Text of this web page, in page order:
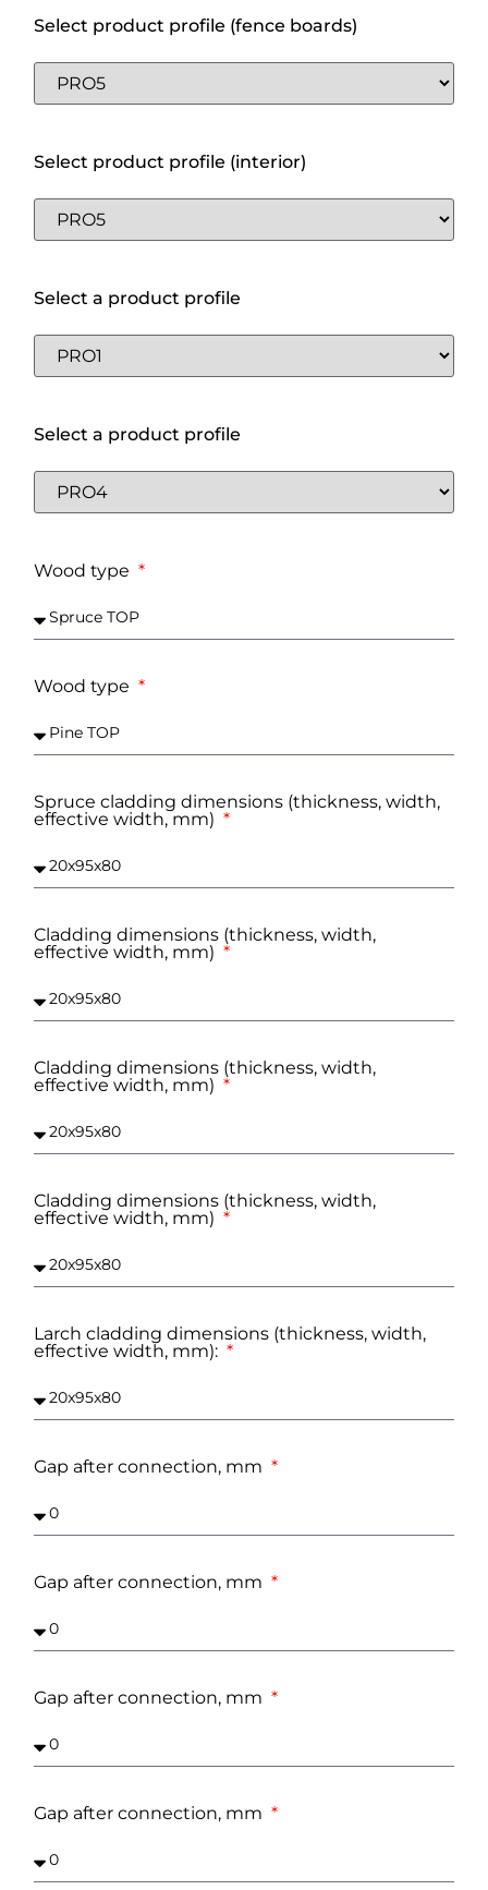
Select product profile (fence boards)
Select product profile (interior)
Select a product profile
Select a product profile
Wood type
Wood type
Spruce cladding dimensions (thickness, width,
effective width, mm)
Cladding dimensions (thickness, width,
effective width, mm)
Cladding dimensions (thickness, width,
effective width, mm)
Cladding dimensions (thickness, width,
effective width, mm)
Larch cladding dimensions (thickness, width,
effective width, mm):
Gap after connection, mm
Gap after connection, mm
Gap after connection, mm
Gap after connection, mm